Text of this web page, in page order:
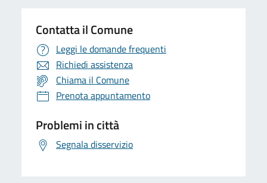
Contatta il Comune
Leggi le domande frequenti
Richiedi assistenza
Chiama il Comune
Prenota appuntamento
Problemi in città
Segnala disservizio